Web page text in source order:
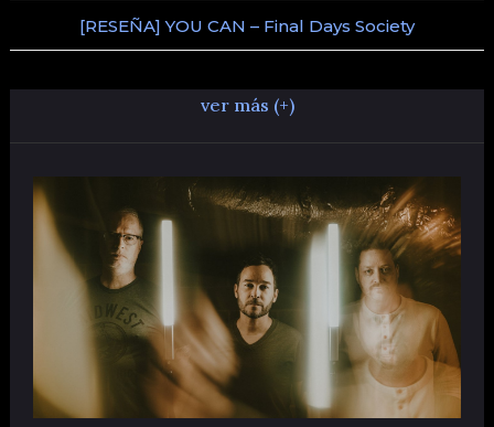
[RESEÑA] YOU CAN – Final Days Society
ver más (+)